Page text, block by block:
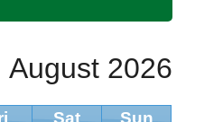
August 2026
Sat
Sun